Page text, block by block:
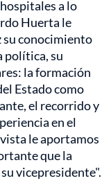
a lo
Huerta le
su conocimiento
política, su
la formación
Estado como
el recorrido y
en el
le aportamos
que la
vicepresidente".